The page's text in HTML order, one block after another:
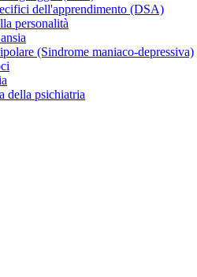
dell'apprendimento (DSA)
personalità
(Sindrome maniaco-depressiva)
della psichiatria